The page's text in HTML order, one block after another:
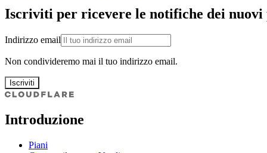
Iscriviti per ricevere le notifiche dei nuovi
Indirizzo email
Non condivideremo mai il tuo indirizzo email.
Iscriviti
Introduzione
Piani